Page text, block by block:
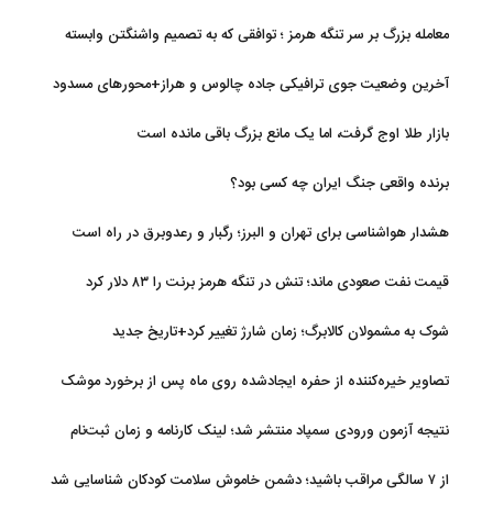
معامله بزرگ بر سر تنگه هرمز ؛ توافقی که به تصمیم واشنگتن وابسته
است
آخرین وضعیت جوی ترافیکی جاده چالوس و هراز+محورهای مسدود
بازار طلا اوج گرفت، اما یک مانع بزرگ باقی مانده است
برنده واقعی جنگ ایران چه کسی بود؟
هشدار هواشناسی برای تهران و البرز؛ رگبار و رعدوبرق در راه است
قیمت نفت صعودی ماند؛ تنش در تنگه هرمز برنت را ۸۳ دلار کرد
شوک به مشمولان کالابرگ؛ زمان شارژ تغییر کرد+تاریخ جدید
تصاویر خیره‌کننده از حفره ایجادشده روی ماه پس از برخورد موشک
فالکون ۹
نتیجه آزمون ورودی سمپاد منتشر شد؛ لینک کارنامه و زمان ثبت‌نام
از ۷ سالگی مراقب باشید؛ دشمن خاموش سلامت کودکان شناسایی شد